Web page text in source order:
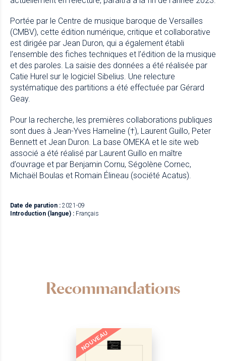
Portée par le Centre de musique baroque de Versailles
(CMBV), cette édition numérique, critique et collaborative
est dirigée par Jean Duron, qui a également établi
l’ensemble des fiches techniques et l’édition de la musique
et des paroles. La saisie des données a été réalisée par
Catie Hurel sur le logiciel Sibelius. Une relecture
systématique des partitions a été effectuée par Gérard
Geay.
Pour la recherche, les premières collaborations publiques
sont dues à Jean-Yves Hameline (†), Laurent Guillo, Peter
Bennett et Jean Duron. La base OMEKA et le site web
associé a été réalisé par Laurent Guillo en maître
d’ouvrage et par Benjamin Cornu, Ségolène Cornec,
Michaël Boulas et Romain Élineau (société Acatus).
Date de parution : 2021-09
Introduction (langue) : Français
Recommandations
NOUVEAU